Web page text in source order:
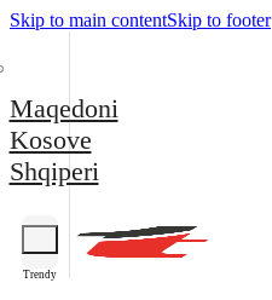
Skip to main contentSkip to footer
Maqedoni
Kosove
Shqiperi
Trendy